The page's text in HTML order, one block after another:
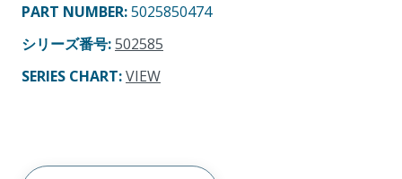
PART NUMBER:5025850474
シリーズ番号:502585
SERIES CHART:VIEW